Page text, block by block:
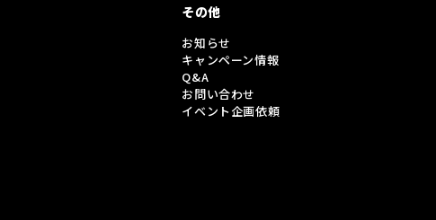
その他
お知らせ
キャンペーン情報
Q&A
お問い合わせ
イベント企画依頼